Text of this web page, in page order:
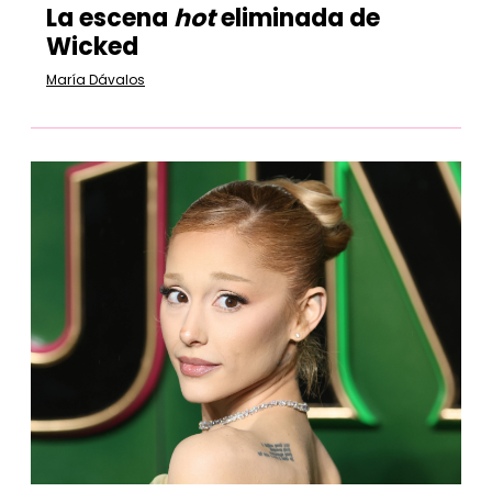
La escena hoteliminada de
Wicked
María Dávalos